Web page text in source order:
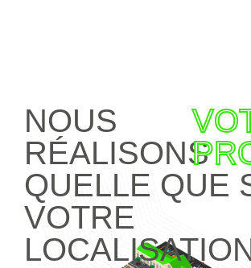
NOUS
RÉALISONS
QUELLE QUE
VOTRE